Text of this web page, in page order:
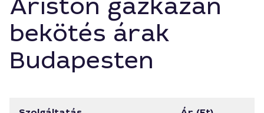
Ariston gázkazán
bekötés árak
Budapesten